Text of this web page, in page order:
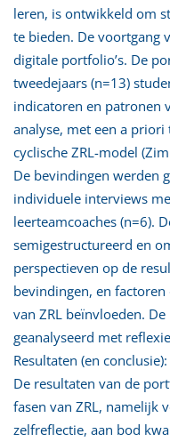
leren, is ontwikkeld om
te bieden. De voortgang
digitale portfolio’s. De
tweedejaars (n=13)
indicatoren en patronen
analyse, met een a
cyclische ZRL-model
De bevindingen werden
individuele interviews
leerteamcoaches (n=6).
semigestructureerd en
perspectieven op de
bevindingen, en
van ZRL beïnvloeden.
geanalyseerd met
Resultaten (en conclusie):
De resultaten van de
fasen van ZRL, namelijk
zelfreflectie, aan bod